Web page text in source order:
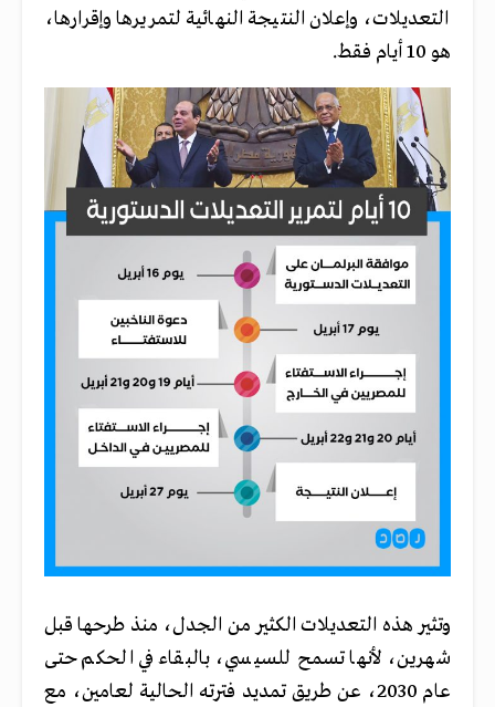
التعديلات، وإعلان النتيجة النهائية لتمريرها وإقرارها،
هو 10 أيام فقط.
وتثير هذه التعديلات الكثير من الجدل، منذ طرحها قبل
شهرين، لأنها تسمح للسيسي، بالبقاء في الحكم حتى
عام 2030، عن طريق تمديد فترته الحالية لعامين، مع